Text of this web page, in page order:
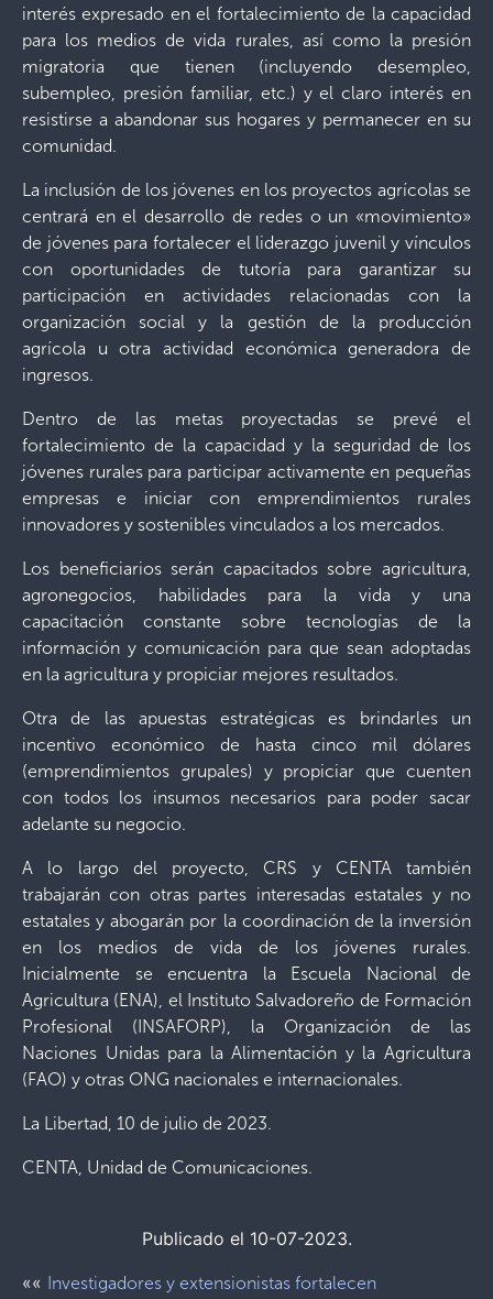
interés expresado en el fortalecimiento de la capacidad
para los medios de vida rurales, así como la presión
migratoria que tienen (incluyendo desempleo,
subempleo, presión familiar, etc.) y el claro interés en
resistirse a abandonar sus hogares y permanecer en su
comunidad.
La inclusión de los jóvenes en los proyectos agrícolas se
centrará en el desarrollo de redes o un «movimiento»
de jóvenes para fortalecer el liderazgo juvenil y vínculos
con oportunidades de tutoría para garantizar su
participación en actividades relacionadas con la
organización social y la gestión de la producción
agrícola u otra actividad económica generadora de
ingresos.
Dentro de las metas proyectadas se prevé el
fortalecimiento de la capacidad y la seguridad de los
jóvenes rurales para participar activamente en pequeñas
empresas e iniciar con emprendimientos rurales
innovadores y sostenibles vinculados a los mercados.
Los beneficiarios serán capacitados sobre agricultura,
agronegocios, habilidades para la vida y una
capacitación constante sobre tecnologías de la
información y comunicación para que sean adoptadas
en la agricultura y propiciar mejores resultados.
Otra de las apuestas estratégicas es brindarles un
incentivo económico de hasta cinco mil dólares
(emprendimientos grupales) y propiciar que cuenten
con todos los insumos necesarios para poder sacar
adelante su negocio.
A lo largo del proyecto, CRS y CENTA también
trabajarán con otras partes interesadas estatales y no
estatales y abogarán por la coordinación de la inversión
en los medios de vida de los jóvenes rurales.
Inicialmente se encuentra la Escuela Nacional de
Agricultura (ENA), el Instituto Salvadoreño de Formación
Profesional (INSAFORP), la Organización de las
Naciones Unidas para la Alimentación y la Agricultura
(FAO) y otras ONG nacionales e internacionales.
La Libertad, 10 de julio de 2023.
CENTA, Unidad de Comunicaciones.
Publicado el 10-07-2023.
«« Investigadores y extensionistas fortalecen